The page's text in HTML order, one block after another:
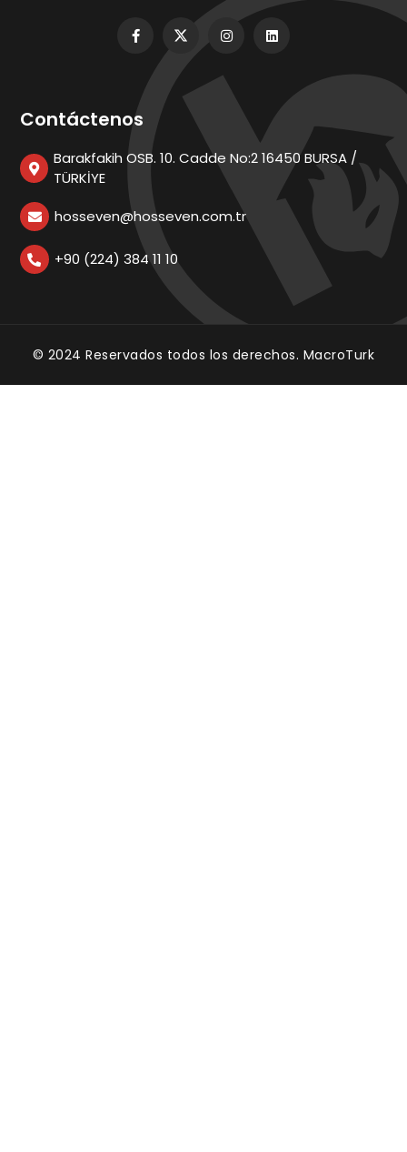
Contáctenos
Barakfakih OSB. 10. Cadde No:2 16450 BURSA /
TÜRKİYE
hosseven@hosseven.com.tr
+90 (224) 384 11 10
© 2024 Reservados todos los derechos. MacroTurk